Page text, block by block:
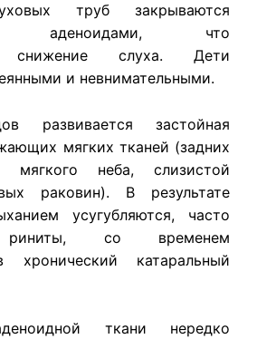
труб закрываются
аденоидами, что
снижение слуха. Дети
и невнимательными.
развивается застойная
мягких тканей (задних
мягкого неба, слизистой
раковин). В результате
усугубляются, часто
риниты, со временем
хронический катаральный
ткани нередко